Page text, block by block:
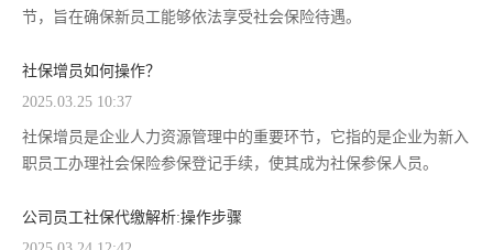
节，旨在确保新员工能够依法享受社会保险待遇。
社保增员如何操作？
2025.03.25 10:37
社保增员是企业人力资源管理中的重要环节，它指的是企业为新入
职员工办理社会保险参保登记手续，使其成为社保参保人员。
公司员工社保代缴解析:操作步骤